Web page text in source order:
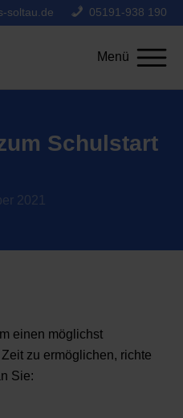
soltau.de 05191-938 190
Menü
Schulstart
2021
einen möglichst
zu ermöglichen, richte
Sie: